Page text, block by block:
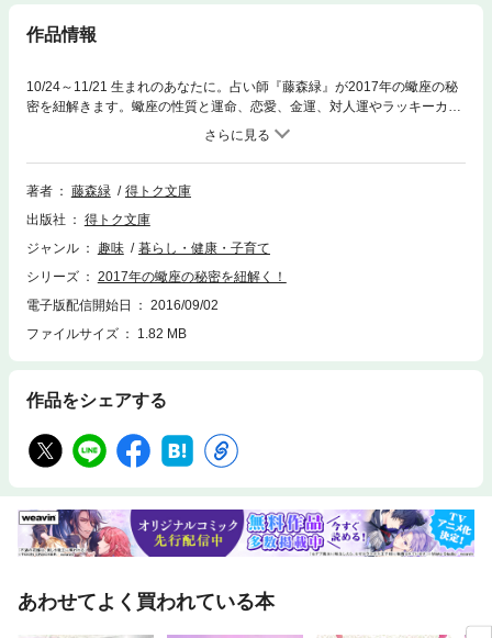
作品情報
10/24～11/21 生まれのあなたに。占い師『藤森緑』が2017年の蠍座の秘
密を紐解きます。蠍座の性質と運命、恋愛、金運、対人運やラッキーカラ
ーから2017年のトータル運、各月の運勢、各星座との相性を教えます!!占
い師紹介：藤森緑 １９９２年からプロ活動を開始。占い館・占いコーナ
ー・電話鑑定・鑑定イベント等で１５，０００人以上を鑑定し、どこも常
に指名客で一杯の状態に。その後、占い原稿執筆専門の事務所を開設。２
以上。テレビ、イベント、雑誌掲載、各メディアへの占い原稿執筆経験は
数え切れないほど多い。
著者 藤森緑
得トク文庫
出版社
得トク文庫
ジャンル
趣味
暮らし・健康・子育て
シリーズ
2017年の蠍座の秘密を紐解く！
電子版配信開始日
2016/09/02
ファイルサイズ
1.82 MB
作品をシェアする
あわせてよく買われている本